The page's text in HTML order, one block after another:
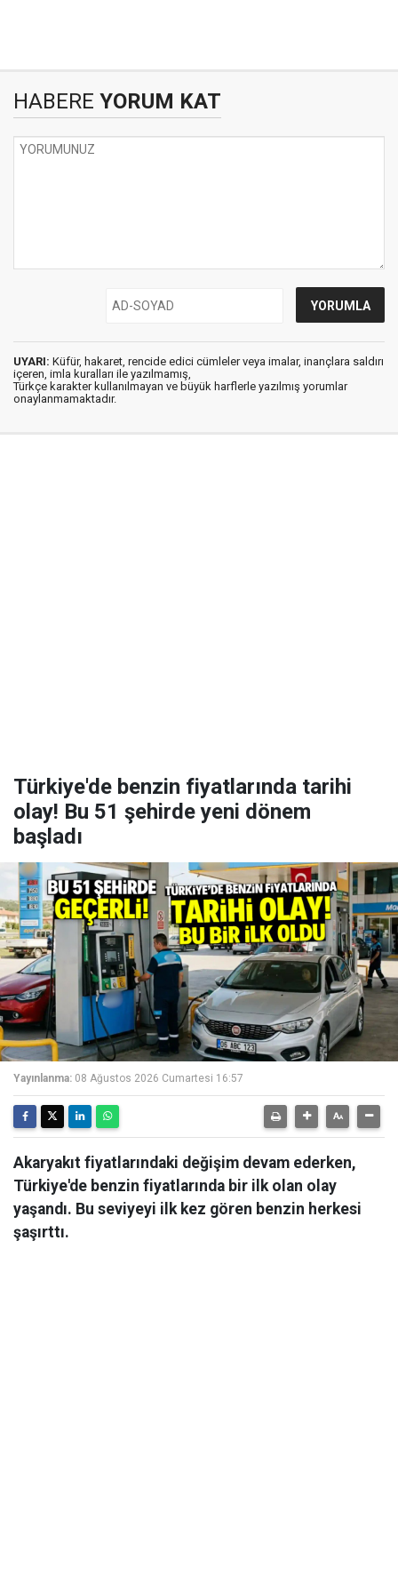
HABERE YORUM KAT
UYARI: Küfür, hakaret, rencide edici cümleler veya imalar, inançlara saldırı
içeren, imla kuralları ile yazılmamış,
Türkçe karakter kullanılmayan ve büyük harflerle yazılmış yorumlar
onaylanmamaktadır.
Türkiye'de benzin fiyatlarında tarihi
olay! Bu 51 şehirde yeni dönem
başladı
Yayınlanma: 08 Ağustos 2026 Cumartesi 16:57
Akaryakıt fiyatlarındaki değişim devam ederken,
Türkiye'de benzin fiyatlarında bir ilk olan olay
yaşandı. Bu seviyeyi ilk kez gören benzin herkesi
şaşırttı.